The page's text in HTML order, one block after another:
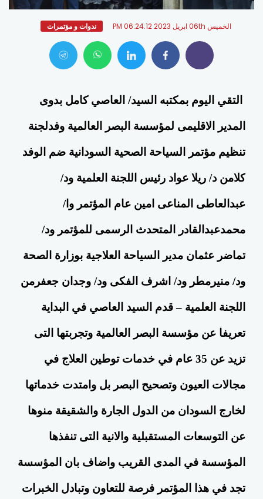
الخميس 06th ابريل 2023 06:24:12 PM ندوات و مؤتمرات
التقي اليوم بمكتبه السيد/ العاصي كامل بدوى
المدير الاقليمى لمؤسسة البصر العالمية وفدلجنة
تنظيم مؤتمر السياحة الصحية السودانية ضم الوفد
كلامن د/ ريلا عواد رئيس اللجنة العلمية ود/
عبدالعاطى المناعى امين عام المؤتمر وا/
محمدعبدالقادر المتحدث الرسمى للمؤتمر ود/
تماضر عثمان مدير السياحة العلاجية بوزارة الصحة
ود/ منيرمطر ود/ اشرف الفكى ود/ وجدان جعفرمن
اللجنة العلمية – قدم السيد العاصي في البداية
تعريفا عن مؤسسة البصر العالمية وتجربتها التى
تزيد عن 35 عام في خدمات توطين العلاج في
مجالات العيون وتصحيح البصر بل وامتدت خدماتها
لخارج السودان من الدول الجارة والشقيقة منوها
عن التوسعات المستقبلية والانية التى تنفذها
المؤسسة في المدى القريب واضاف بان المؤسسة
تجد في هذا المؤتمر فرصة للتعاون وتبادل الخبرات